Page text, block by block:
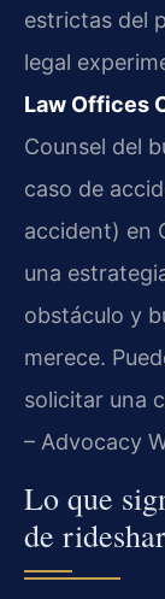
estrictas del
legal
Law Offices
Counsel del
caso de
accident) en
una
obstáculo y
merece.
solicitar una
– Advocacy
Lo que
de